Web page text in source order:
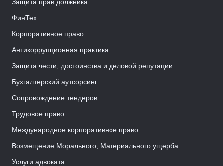
Защита прав должника
ФинТех
Корпоративное право
Антикоррупционная практика
Защита чести, достоинства и деловой репутации
Бухгалтерский аутсорсинг
Сопровождение тендеров
Трудовое право
Международное корпоративное право
Возмещение Морального, Материального ущерба
Услуги адвоката